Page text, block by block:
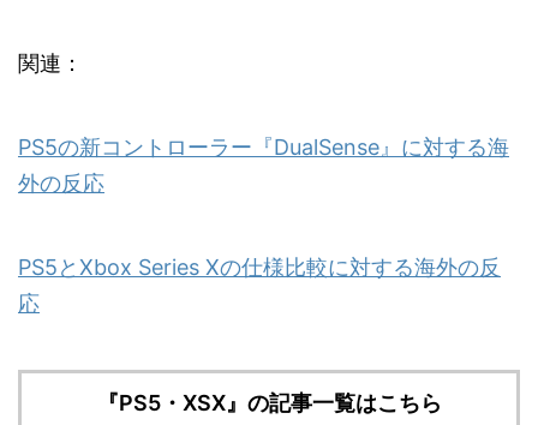
関連：
PS5の新コントローラー『DualSense』に対する海
外の反応
PS5とXbox Series Xの仕様比較に対する海外の反
応
『PS5・XSX』の記事一覧はこちら